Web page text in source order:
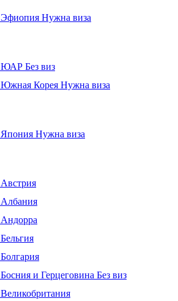
Эфиопия Нужна виза
ЮАР Без виз
Южная Корея Нужна виза
Япония Нужна виза
Австрия
Албания
Андорра
Бельгия
Болгария
Босния и Герцеговина Без виз
Великобритания